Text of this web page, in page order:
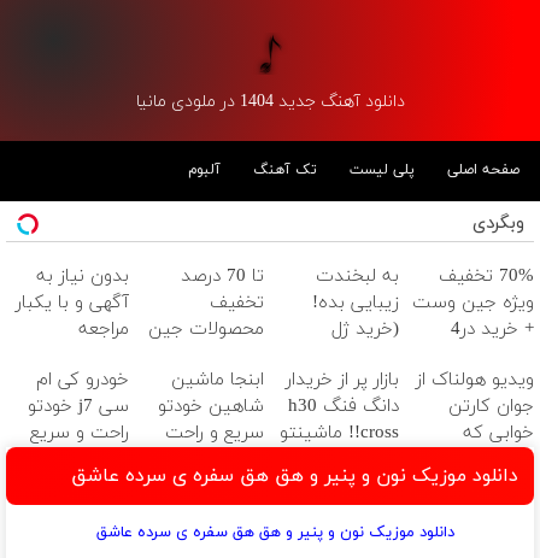
دانلود آهنگ جدید 1404 در ملودی مانیا
صفحه اصلی پلی لیست تک آهنگ آلبوم
وبگردی
70% تخفیف
ویژه جین وست
+ خرید در4
به لبخندت
زیبایی بده!
(خرید ژل
دندان
با40%تخفیف)
تا 70 درصد
تخفیف
محصولات جین
4 قسط
بدون نیاز به
آگهی و با یکبار
مراجعه
ویدیو هولناک از
جوان کارتن
خوابی که
میلیاردر شد.
آموزش رایگان
بازار پر از خریدار
دانگ فنگ h30
cross!! ماشینتو
ابنجا ماشین
شاهین خودتو
سریع و راحت
خودرو کی ام
سی j7 خودتو
راحت و سریع
دانلود موزیک نون و پنیر و هق هق سفره ی سرده عاشق
دانلود موزیک نون و پنیر و هق هق سفره ی سرده عاشق